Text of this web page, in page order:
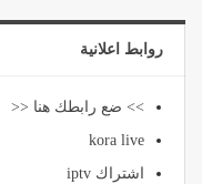
روابط اعلانية
>> ضع رابطك هنا <<
kora live
اشتراك iptv